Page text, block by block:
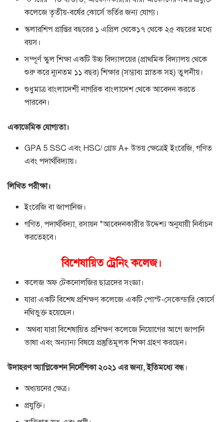
কলেজে তৃতীয়-বর্ষের কোর্সে ভর্তির জন্য যোগ্য।
স্কলারশিপ প্রাপ্তির বছরের ১ এপ্রিল থেকে১৭ থেকে ২৫ বছরের মধ্যে
বয়স।
সম্পূর্ণ স্কুল শিক্ষা একটি উচ্চ বিদ্যালয়ের (প্রাথমিক বিদ্যালয় থেকে
শুরু করে ন্যূনতম ১১ বছর) শিক্ষার (সম্ভাব্য স্নাতক সহ) তুলনীয়।
শুধুমাত্র বাংলাদেশী নাগরিক বাংলাদেশ থেকে আবেদন করতে
পারবেন।
একাডেমিক যোগ্যতা।
GPA 5 SSC এবং HSC/ গ্রেড A+ উভয় ক্ষেত্রেই ইংরেজি, গণিত
এবং পদার্থবিদ্যায়।
লিখিত পরীক্ষা।
ইংরেজি বা জাপানিজ।
গণিত, পদার্থবিদ্যা, রসায়ন *আবেদনকারীর উদ্দেশ্য অনুযায়ী নির্বাচন
করতেহবে।
বিশেষায়িত ট্রেনিং কলেজ।
কলেজ অফ টেকনোলজির ছাত্রদের সংজ্ঞা।
যারা একটি বিশেষ প্রশিক্ষণ কলেজে একটি পোস্ট-সেকেন্ডারি কোর্সে
নথিভুক্ত হয়েছেন।
অথবা যারা বিশেষায়িত প্রশিক্ষণ কলেজে নিয়োগের আগে জাপানি
ভাষা এবং অন্যান্য বিষয়ে প্রস্তুতিমূলক শিক্ষা গ্রহণ করছেন।
উদাহরণ অ্যাপ্লিকেশন নির্দেশিকা ২০২১ এর জন্য, ইতিমধ্যে বন্ধ।
অধ্যয়নের ক্ষেত্র।
প্রযুক্তি।